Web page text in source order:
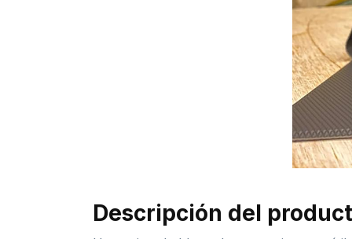
Descripción del